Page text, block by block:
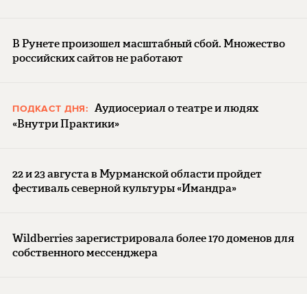
В Рунете произошел масштабный сбой. Множество
российских сайтов не работают
ПОДКАСТ ДНЯ: Аудиосериал о театре и людях
«Внутри Практики»
22 и 23 августа в Мурманской области пройдет
фестиваль северной культуры «Имандра»
Wildberries зарегистрировала более 170 доменов для
собственного мессенджера